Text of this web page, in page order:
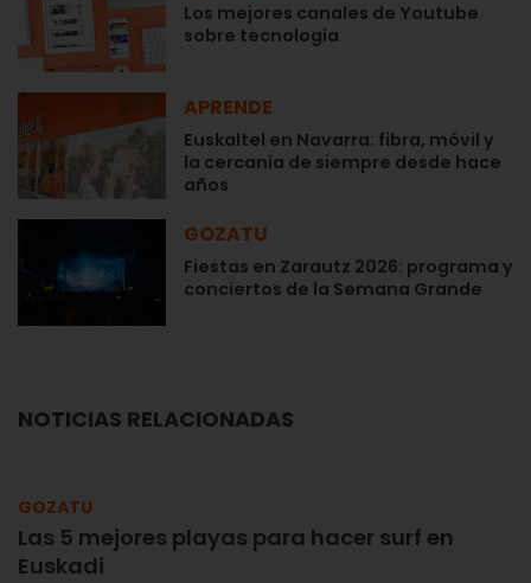
Los mejores canales de Youtube
sobre tecnología
APRENDE
Euskaltel en Navarra: fibra, móvil y
la cercanía de siempre desde hace
años
GOZATU
Fiestas en Zarautz 2026: programa y
conciertos de la Semana Grande
NOTICIAS RELACIONADAS
GOZATU
Las 5 mejores playas para hacer surf en
Euskadi